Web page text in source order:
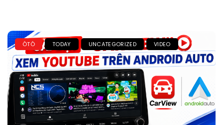
ÔTÔ TODAY UNCATEGORIZED VIDEO